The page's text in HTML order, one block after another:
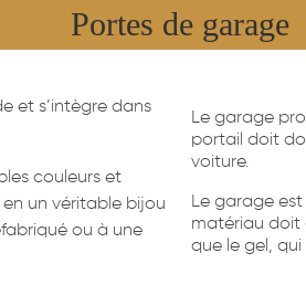
Portes de garage
et s’intègre dans
couleurs et
un véritable bijou
ou à une
Le garage
portail doit
voiture.
Le garage
matériau doit
que le gel, qui